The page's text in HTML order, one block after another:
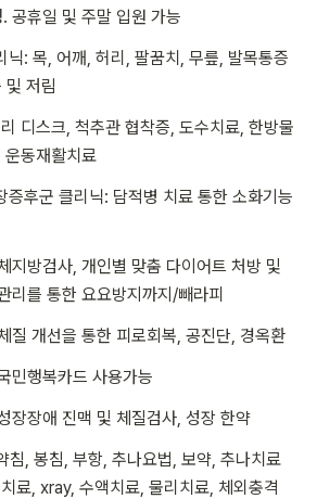
공휴일 및 주말 입원 가능
닉: 목, 어깨, 허리, 팔꿈치, 무릎, 발목통증
및 저림
디스크, 척추관 협착증, 도수치료, 한방물
운동재활치료
증후군 클리닉: 담적병 치료 통한 소화기능
지방검사, 개인별 맞춤 다이어트 처방 및
리를 통한 요요방지까지/빼라피
질 개선을 통한 피로회복, 공진단, 경옥환
민행복카드 사용가능
장장애 진맥 및 체질검사, 성장 한약
침, 봉침, 부항, 추나요법, 보약, 추나치료
료, xray, 수액치료, 물리치료, 체외충격